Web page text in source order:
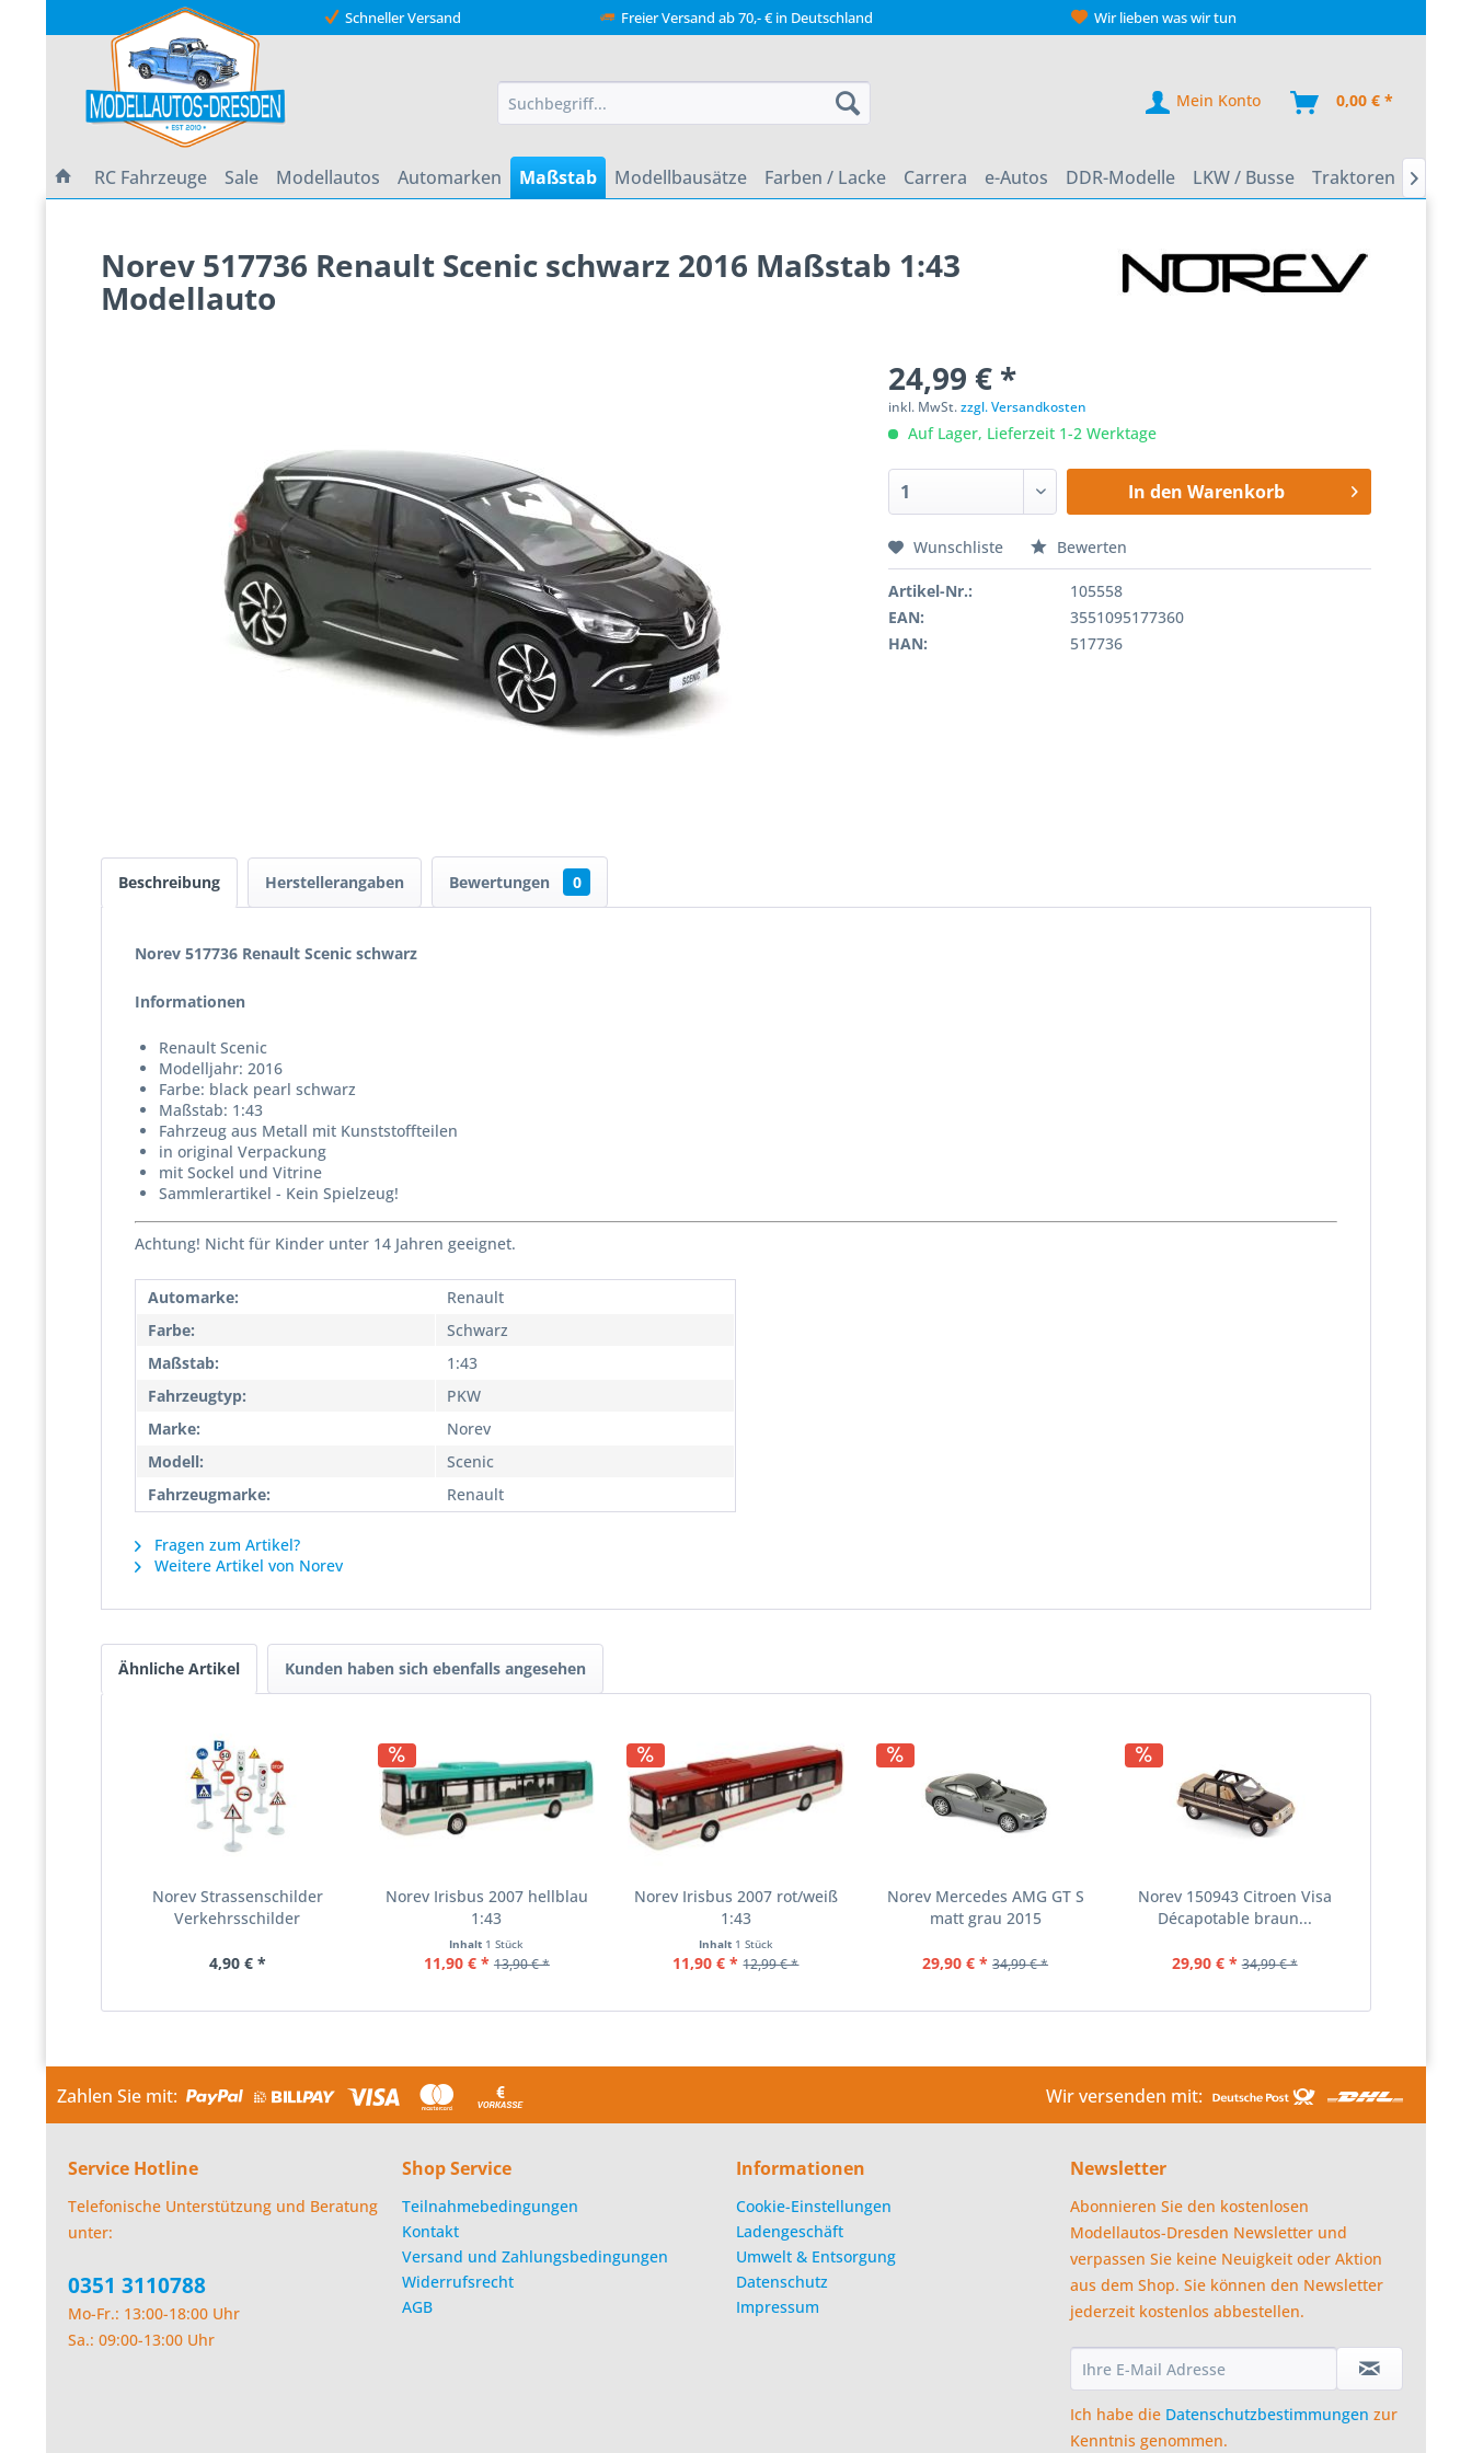
Schneller Versand Freier Versand ab 70,- € in Deutschland Wir lieben was wir tun
Mein Konto 0,00 € *
RC Fahrzeuge Sale Modellautos Automarken Maßstab Modellbausätze Farben / Lacke Carrera e-Autos DDR-Modelle LKW / Busse Traktoren 
Norev 517736 Renault Scenic schwarz 2016 Maßstab 1:43
Modellauto
24,99 € *
inkl. MwSt.zzgl. Versandkosten
Auf Lager, Lieferzeit 1-2 Werktage
In den Warenkorb
Wunschliste Bewerten
Artikel-Nr.:
105558
EAN:
3551095177360
HAN:
517736
Beschreibung Herstellerangaben Bewertungen 0
Norev 517736 Renault Scenic schwarz
Informationen
Renault Scenic
Modelljahr: 2016
Farbe: black pearl schwarz
Maßstab: 1:43
Fahrzeug aus Metall mit Kunststoffteilen
in original Verpackung
mit Sockel und Vitrine
Sammlerartikel - Kein Spielzeug!
Achtung! Nicht für Kinder unter 14 Jahren geeignet.
Automarke:
Renault
Farbe:
Schwarz
Maßstab:
1:43
Fahrzeugtyp:
PKW
Marke:
Norev
Modell:
Scenic
Fahrzeugmarke:
Renault
Fragen zum Artikel?
Weitere Artikel von Norev
Ähnliche Artikel Kunden haben sich ebenfalls angesehen
Norev Strassenschilder
Verkehrsschilder
4,90 € *
Norev Irisbus 2007 hellblau
1:43
Inhalt 1 Stück
11,90 € * 13,90 € *
Norev Irisbus 2007 rot/weiß
1:43
Inhalt 1 Stück
11,90 € * 12,99 € *
Norev Mercedes AMG GT S
matt grau 2015
29,90 € * 34,99 € *
Norev 150943 Citroen Visa
Décapotable braun...
29,90 € * 34,99 € *
Zahlen Sie mit: Wir versenden mit:
Service Hotline
Telefonische Unterstützung und Beratung
unter:
0351 3110788
Mo-Fr.: 13:00-18:00 Uhr
Sa.: 09:00-13:00 Uhr
Shop Service
Teilnahmebedingungen
Kontakt
Versand und Zahlungsbedingungen
Widerrufsrecht
AGB
Informationen
Cookie-Einstellungen
Ladengeschäft
Umwelt & Entsorgung
Datenschutz
Impressum
Newsletter
Abonnieren Sie den kostenlosen
Modellautos-Dresden Newsletter und
verpassen Sie keine Neuigkeit oder Aktion
aus dem Shop. Sie können den Newsletter
jederzeit kostenlos abbestellen.
Ich habe die Datenschutzbestimmungen zur
Kenntnis genommen.